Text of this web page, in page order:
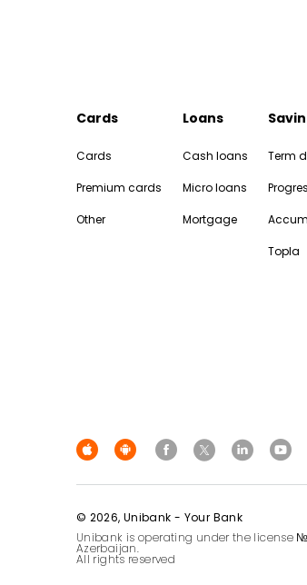
Cards
Cards
Premium cards
Other
Loans
Cash loans
Micro loans
Mortgage
Term
Topla
© 2026, Unibank - Your Bank
Unibank is operating under the license
Azerbaijan.
All rights reserved